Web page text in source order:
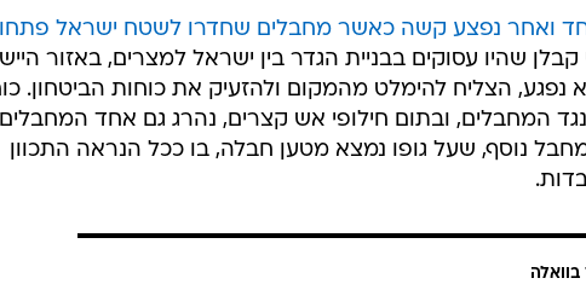
ואחר נפצע קשה כאשר מחבלים שחדרו לשטח ישראל פתחו
קבלן שהיו עסוקים בבניית הגדר בין ישראל למצרים, באזור
הצליח להימלט מהמקום ולהזעיק את כוחות הביטחון.
המחבלים, ובתום חילופי אש קצרים, נהרג גם אחד
נוסף, שעל גופו נמצא מטען חבלה, בו ככל הנראה התכוון
בוואלה